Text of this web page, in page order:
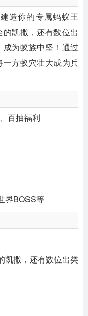
造你的专属蚂蚁王
凯撒，还有数位出
为蚁族中坚！通过
方蚁穴壮大成为兵
百抽福利
界BOSS等
凯撒，还有数位出类